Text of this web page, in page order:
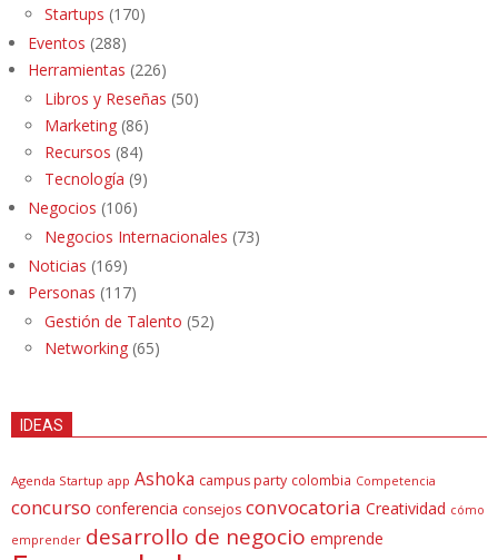
Startups (170)
Eventos (288)
Herramientas (226)
Libros y Reseñas (50)
Marketing (86)
Recursos (84)
Tecnología (9)
Negocios (106)
Negocios Internacionales (73)
Noticias (169)
Personas (117)
Gestión de Talento (52)
Networking (65)
IDEAS
Agenda Startup app Ashoka campus party colombia Competencia
concurso conferencia consejos convocatoria Creatividad cómo
emprender desarrollo de negocio emprende